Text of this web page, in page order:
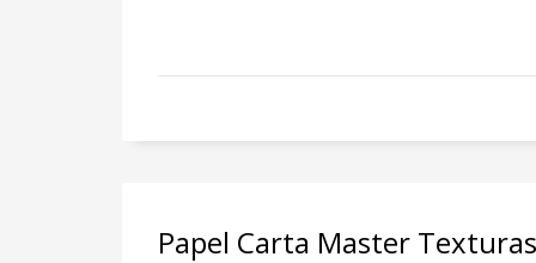
Papel Carta Master Texturas